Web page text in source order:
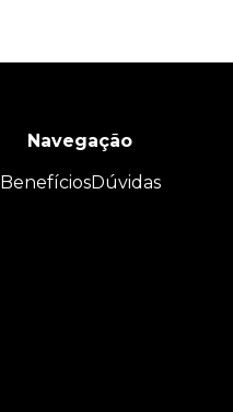
Navegação
BenefíciosDúvidas